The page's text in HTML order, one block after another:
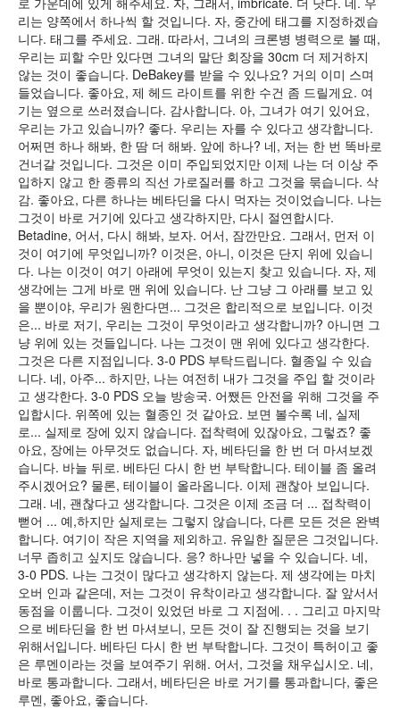
리는 양쪽에서 하나씩 할 것입니다. 자, 중간에 태그를 지정하겠습
니다. 태그를 주세요. 그래. 따라서, 그녀의 크론병 병력으로 볼 때,
우리는 피할 수만 있다면 그녀의 말단 회장을 30cm 더 제거하지
않는 것이 좋습니다. DeBakey를 받을 수 있나요? 거의 이미 스며
들었습니다. 좋아요, 제 헤드 라이트를 위한 수건 좀 드릴게요. 여
기는 옆으로 쓰러졌습니다. 감사합니다. 아, 그녀가 여기 있어요,
우리는 가고 있습니까? 좋다. 우리는 자를 수 있다고 생각합니다.
어쩌면 하나 해봐, 한 땀 더 해봐. 앞에 하나? 네, 저는 한 번 똑바로
건너갈 것입니다. 그것은 이미 주입되었지만 이제 나는 더 이상 주
입하지 않고 한 종류의 직선 가로질러를 하고 그것을 묶습니다. 삭
감. 좋아요, 다른 하나는 베타딘을 다시 먹자는 것이었습니다. 나는
그것이 바로 거기에 있다고 생각하지만, 다시 절연합시다.
Betadine, 어서, 다시 해봐, 보자. 어서, 잠깐만요. 그래서, 먼저 이
것이 여기에 무엇입니까? 이것은, 아니, 이것은 단지 위에 있습니
다. 나는 이것이 여기 아래에 무엇이 있는지 찾고 있습니다. 자, 제
생각에는 그게 바로 맨 위에 있습니다. 난 그냥 그 아래를 보고 있
을 뿐이야, 우리가 원한다면... 그것은 합리적으로 보입니다. 이것
은... 바로 저기, 우리는 그것이 무엇이라고 생각합니까? 아니면 그
냥 위에 있는 것들입니다. 나는 그것이 맨 위에 있다고 생각한다.
그것은 다른 지점입니다. 3-0 PDS 부탁드립니다. 혈종일 수 있습
니다. 네, 아주... 하지만, 나는 여전히 내가 그것을 주입 할 것이라
고 생각한다. 3-0 PDS 오늘 방송국. 어쨌든 안전을 위해 그것을 주
입합시다. 위쪽에 있는 혈종인 것 같아요. 보면 볼수록 네, 실제
로... 실제로 장에 있지 않습니다. 접착력에 있잖아요, 그렇죠? 좋
아요, 장에는 아무것도 없습니다. 자, 베타딘을 한 번 더 마셔보겠
습니다. 바늘 뒤로. 베타딘 다시 한 번 부탁합니다. 테이블 좀 올려
주시겠어요? 물론, 테이블이 올라옵니다. 이제 괜찮아 보입니다.
그래. 네, 괜찮다고 생각합니다. 그것은 이제 조금 더 ... 접착력이
뻗어 ... 예,하지만 실제로는 그렇지 않습니다, 다른 모든 것은 완벽
합니다. 여기이 작은 지역을 제외하고. 유일한 질문은 그것입니다.
너무 좁히고 싶지도 않습니다. 응? 하나만 넣을 수 있습니다. 네,
3-0 PDS. 나는 그것이 많다고 생각하지 않는다. 제 생각에는 마치
오버 인과 같은데, 저는 그것이 유착이라고 생각합니다. 잘 앞서서
동점을 이룹니다. 그것이 있었던 바로 그 지점에. . . 그리고 마지막
으로 베타딘을 한 번 마셔보니, 모든 것이 잘 진행되는 것을 보기
위해서입니다. 베타딘 다시 한 번 부탁합니다. 그것이 특허이고 좋
은 루멘이라는 것을 보여주기 위해. 어서, 그것을 채우십시오. 네,
바로 통과합니다. 그래서, 베타딘은 바로 거기를 통과합니다, 좋은
루멘, 좋아요, 좋습니다.